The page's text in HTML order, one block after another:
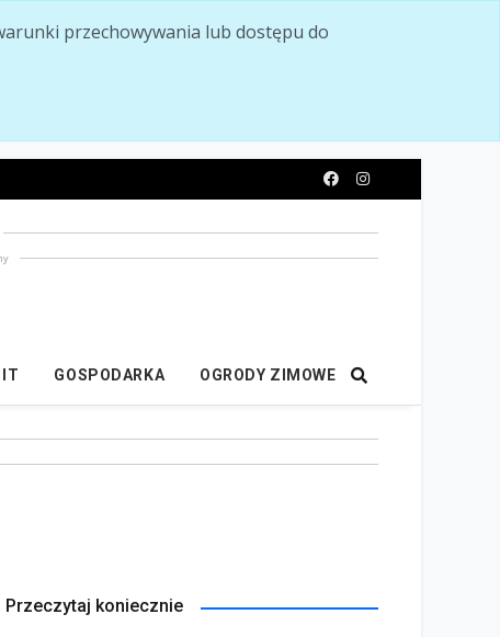
przechowywania lub dostępu do
IT GOSPODARKA OGRODY ZIMOWE
Przeczytaj koniecznie